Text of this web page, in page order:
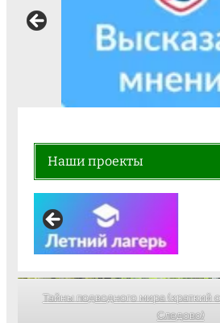
Наши проекты
Тайны подводного мира (краткий
Следово)